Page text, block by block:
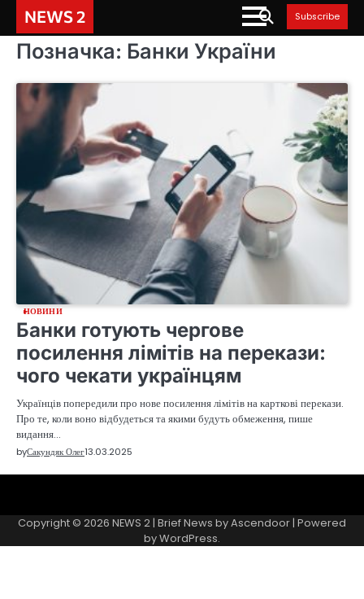
content
NEWS 2 Subscribe
Позначка: Банки України
НОВИНИ
Банки готують чергове
посилення лімітів на перекази:
чого чекати українцям
Українців попередили про нове посилення лімітів на карткові перекази.
Про те, коли воно відбудеться та якими будуть обмеження, пише
видання…
byСакундяк Олег13.03.2025
Page
Copyright © 2026 NEWS 2| Brief News byAscendoor| Powered
byWordPress.